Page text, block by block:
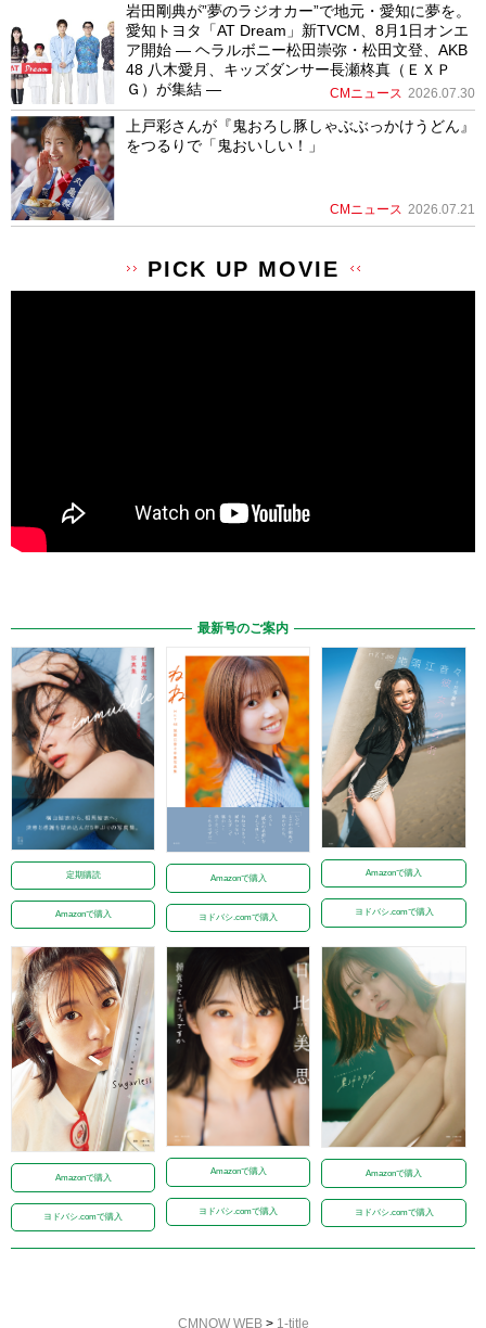
岩田剛典が”夢のラジオカー”で地元・愛知に夢を。
愛知トヨタ「AT Dream」新TVCM、8月1日オンエ
ア開始 ― ヘラルボニー松田崇弥・松田文登、AKB
48 八木愛月、キッズダンサー長瀬柊真（ＥＸＰ
Ｇ）が集結 ―
CMニュース 2026.07.30
上戸彩さんが『鬼おろし豚しゃぶぶっかけうどん』
をつるりで「鬼おいしい！」
CMニュース 2026.07.21
PICK UP MOVIE
最新号のご案内
定期購読
Amazonで購入
Amazonで購入
ヨドバシ.comで購入
Amazonで購入
ヨドバシ.comで購入
Amazonで購入
ヨドバシ.comで購入
Amazonで購入
ヨドバシ.comで購入
Amazonで購入
ヨドバシ.comで購入
CMNOW WEB> 1-title